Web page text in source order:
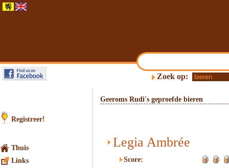
Zoek op:
Registreer!
Thuis
Links
Geeroms Rudi's geproefde bieren
Legia Ambrée
Score: